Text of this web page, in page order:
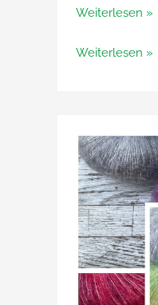
Sierra
von
Weiterlesen »
Sierra
Weiterlesen »